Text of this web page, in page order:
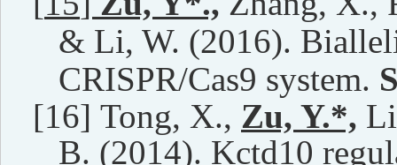
& Li, W. (2016).
CRISPR/Cas9 system.
[16] Tong, X., Zu, Y.*,
B. (2014). Kctd10